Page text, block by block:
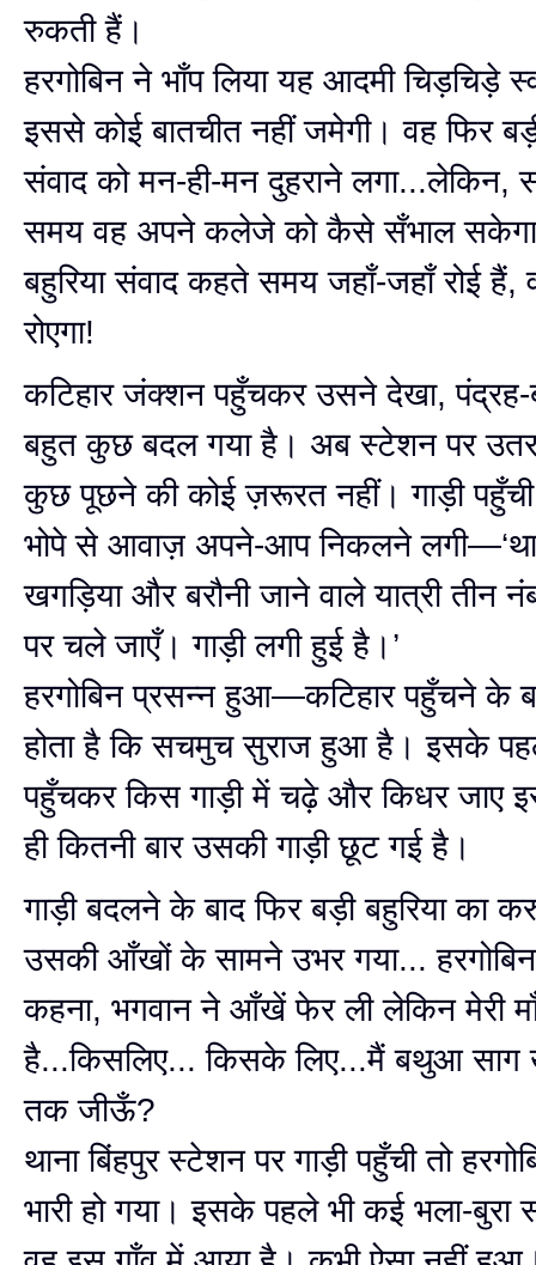
रुकती हैं।
हरगोबिन ने भाँप लिया यह आदमी चिड़चिड़े
इससे कोई बातचीत नहीं जमेगी। वह फिर
संवाद को मन-ही-मन दुहराने लगा...लेकिन,
समय वह अपने कलेजे को कैसे सँभाल
बहुरिया संवाद कहते समय जहाँ-जहाँ रोई हैं,
रोएगा!
कटिहार जंक्शन पहुँचकर उसने देखा, पंद्रह-
बहुत कुछ बदल गया है। अब स्टेशन पर
कुछ पूछने की कोई ज़रूरत नहीं। गाड़ी
भोपे से आवाज़ अपने-आप निकलने
खगड़िया और बरौनी जाने वाले यात्री तीन
पर चले जाएँ। गाड़ी लगी हुई है।’
हरगोबिन प्रसन्न हुआ—कटिहार पहुँचने के
होता है कि सचमुच सुराज हुआ है। इसके
पहुँचकर किस गाड़ी में चढ़े और किधर जाए
ही कितनी बार उसकी गाड़ी छूट गई है।
गाड़ी बदलने के बाद फिर बड़ी बहुरिया का
उसकी आँखों के सामने उभर गया...
कहना, भगवान ने आँखें फेर ली लेकिन मेरी
है...किसलिए... किसके लिए...मैं बथुआ साग
तक जीऊँ?
थाना बिंहपुर स्टेशन पर गाड़ी पहुँची तो
भारी हो गया। इसके पहले भी कई भला-बुरा